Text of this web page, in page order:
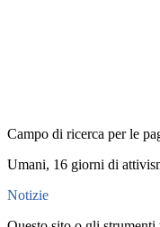
Campo di ricerca per le
Umani, 16 giorni di
Notizie